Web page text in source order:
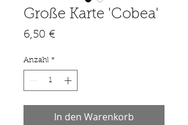
Große Karte 'Cobea'
6,50 €Preis
Anzahl *
In den Warenkorb